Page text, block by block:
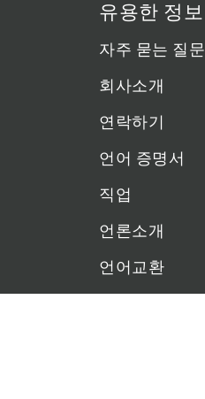
유용한 정보
자주 묻는 질문
회사소개
연락하기
언어 증명서
직업
언론소개
언어교환